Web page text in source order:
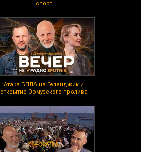
спорт
Атака БПЛА на Геленджик и
открытие Ормузского пролива